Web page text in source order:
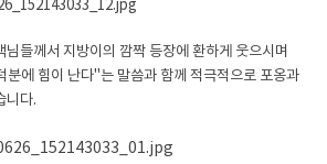
들께서 지방이의 깜짝 등장에 환하게 웃으시며
에 힘이 난다"는 말씀과 함께 적극적으로 포옹과
니다.